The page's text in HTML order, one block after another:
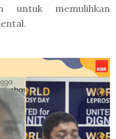
untuk memulihkan